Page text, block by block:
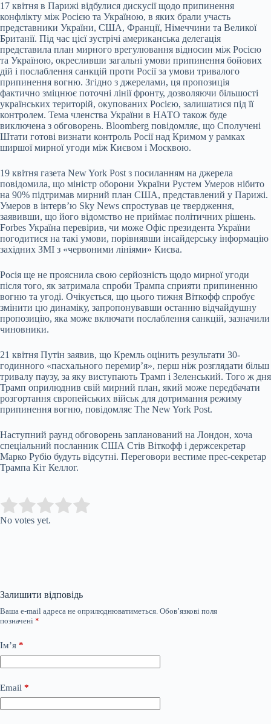
17 квітня в Парижі відбулися дискусії щодо припинення
конфлікту між Росією та Україною, в яких брали участь
представники України, США, Франції, Німеччини та Великої
Британії. Під час цієї зустрічі американська делегація
представила план мирного врегулювання відносин між Росією
та Україною, окресливши загальні умови припинення бойових
дій і послаблення санкцій проти Росії за умови тривалого
припинення вогню. Згідно з джерелами, ця пропозиція
фактично зміцнює поточні лінії фронту, дозволяючи більшості
українських територій, окупованих Росією, залишатися під її
контролем. Тема членства України в НАТО також буде
виключена з обговорень. Bloomberg повідомляє, що Сполучені
Штати готові визнати контроль Росії над Кримом у рамках
ширшої мирної угоди між Києвом і Москвою.
19 квітня газета New York Post з посиланням на джерела
повідомила, що міністр оборони України Рустем Умеров нібито
на 90% підтримав мирний план США, представлений у Парижі.
Умеров в інтерв’ю Sky News спростував це твердження,
заявивши, що його відомство не приймає політичних рішень.
Forbes Україна перевірив, чи може Офіс президента України
погодитися на такі умови, порівнявши інсайдерську інформацію
західних ЗМІ з «червоними лініями» Києва.
Росія ще не прояснила свою серйозність щодо мирної угоди
після того, як затримала спроби Трампа сприяти припиненню
вогню та угоді. Очікується, що цього тижня Віткофф спробує
змінити цю динаміку, запропонувавши останню відчайдушну
пропозицію, яка може включати послаблення санкцій, зазначили
чиновники.
21 квітня Путін заявив, що Кремль оцінить результати 30-
годинного «пасхального перемир’я», перш ніж розглядати більш
тривалу паузу, за яку виступають Трамп і Зеленський. Того ж дня
Трамп оприлюднив свій мирний план, який може передбачати
розгортання європейських військ для дотримання режиму
припинення вогню, повідомляє The New York Post.
Наступний раунд обговорень запланований на Лондон, хоча
спеціальний посланник США Стів Віткофф і держсекретар
Марко Рубіо будуть відсутні. Переговори вестиме прес-секретар
Трампа Кіт Келлог.
Rate this item:
No votes yet.
Залишити відповідь
Ваша e-mail адреса не оприлюднюватиметься. Обов’язкові поля
позначені *
Ім’я *
Email *